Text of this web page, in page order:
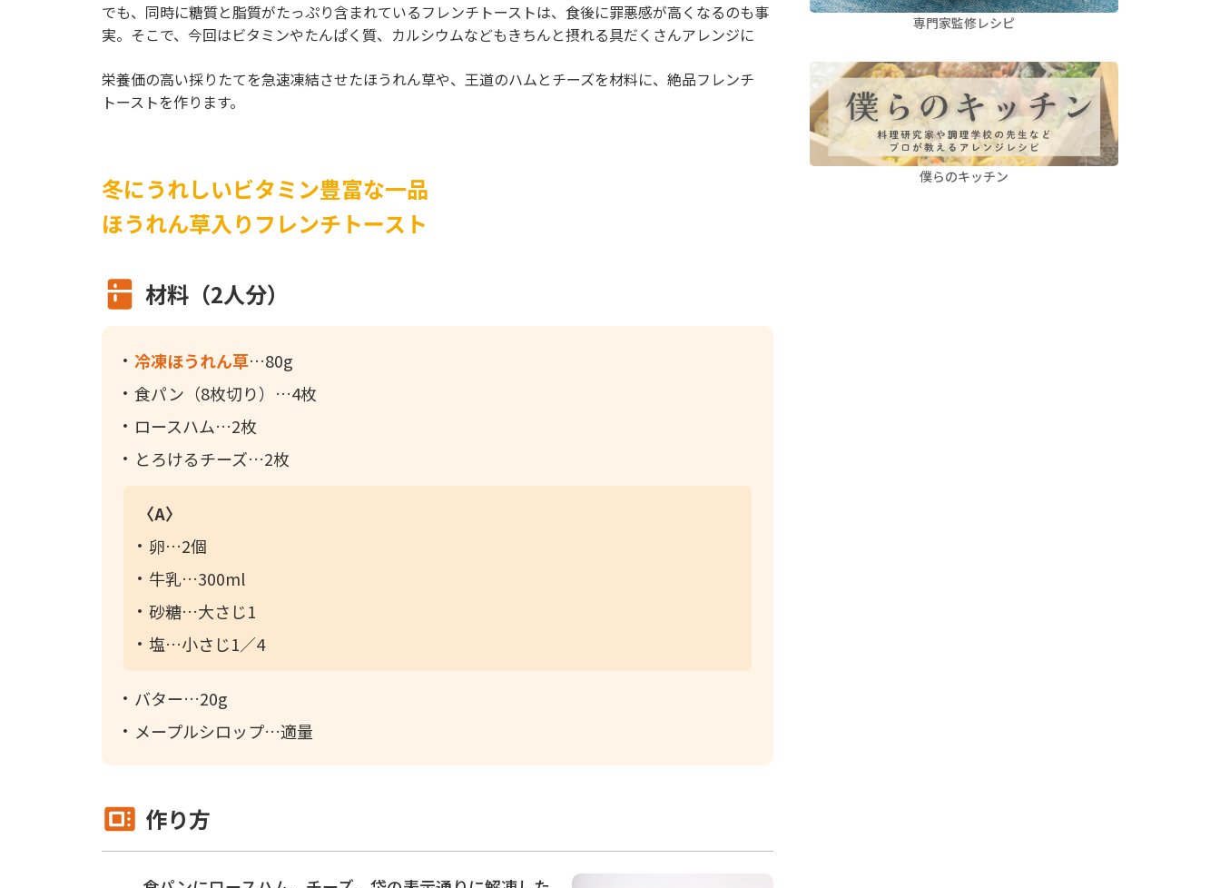
でも、同時に糖質と脂質がたっぷり含まれているフレンチトーストは、食後に罪悪感が高くなるのも事
実。そこで、今回はビタミンやたんぱく質、カルシウムなどもきちんと摂れる具だくさんアレンジに
栄養価の高い採りたてを急速凍結させたほうれん草や、王道のハムとチーズを材料に、絶品フレンチ
トーストを作ります。
冬にうれしいビタミン豊富な一品
ほうれん草入りフレンチトースト
材料（2人分）
冷凍ほうれん草
80g
食パン（8枚切り）
4枚
ロースハム
2枚
とろけるチーズ
2枚
〈A〉
卵
2個
牛乳
300ml
砂糖
大さじ1
塩
小さじ1／4
バター
20g
メープルシロップ
適量
作り方
専門家監修レシピ
僕らのキッチン